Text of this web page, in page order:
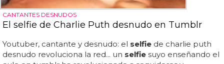
CANTANTES DESNUDOS
El selfie de Charlie Puth desnudo en Tumblr
Youtuber, cantante y desnudo: el selfie de charlie puth
desnudo revoluciona la red... un selfie suyo enseñando el